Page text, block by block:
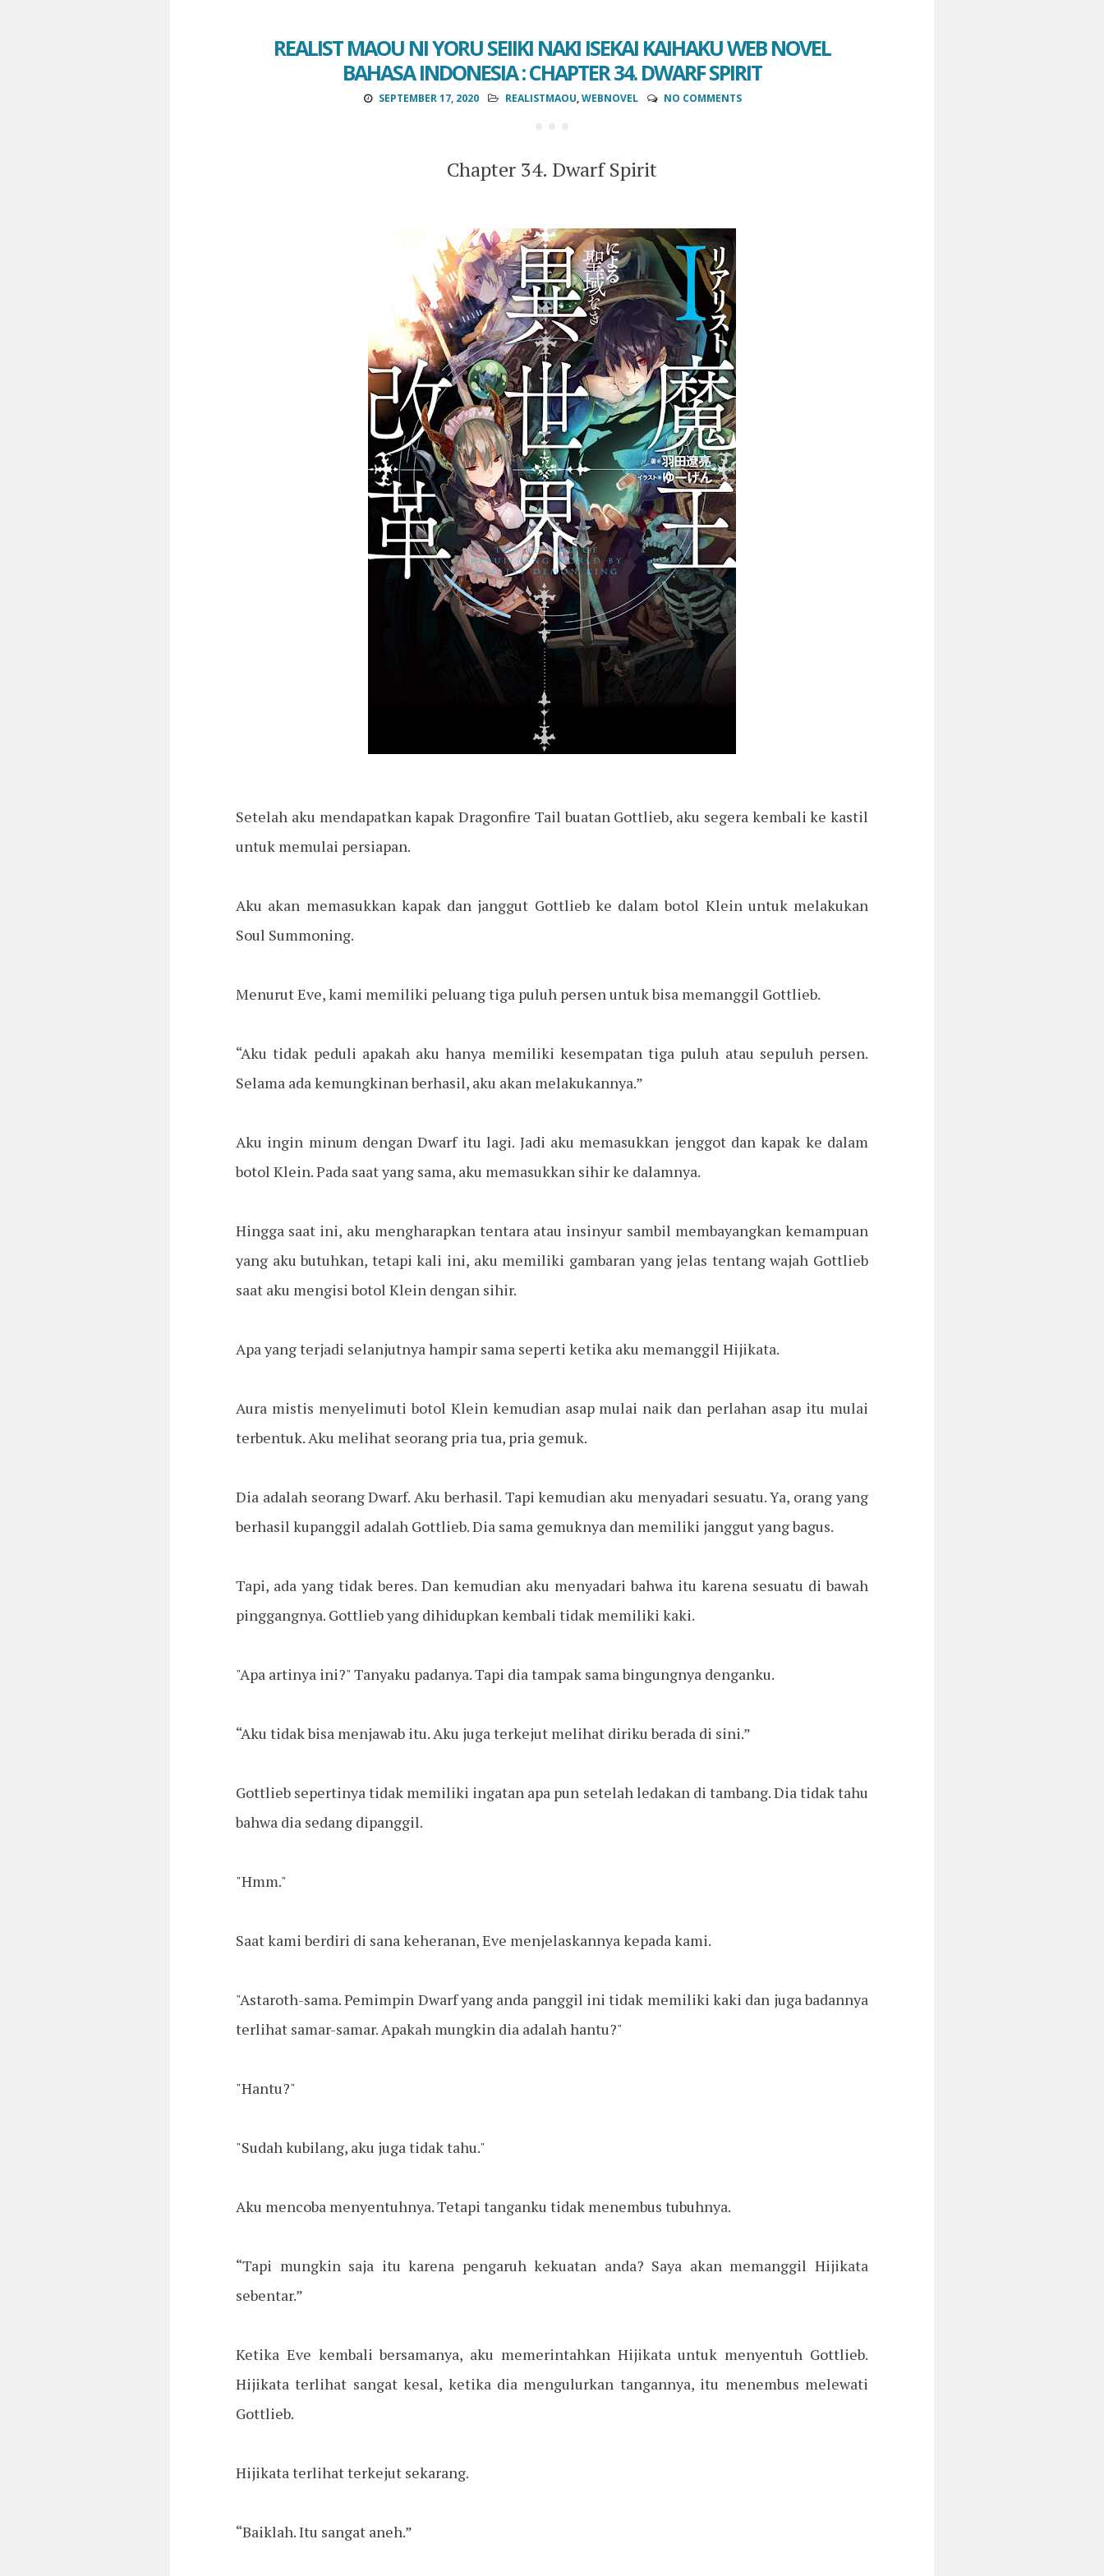
REALIST MAOU NI YORU SEIIKI NAKI ISEKAI KAIHAKU WEB NOVEL
BAHASA INDONESIA : CHAPTER 34. DWARF SPIRIT
SEPTEMBER 17, 2020 REALISTMAOU,WEBNOVEL NO COMMENTS
Chapter 34. Dwarf Spirit
Setelah aku mendapatkan kapak Dragonfire Tail buatan Gottlieb, aku segera kembali ke kastil
untuk memulai persiapan.
Aku akan memasukkan kapak dan janggut Gottlieb ke dalam botol Klein untuk melakukan
Soul Summoning.
Menurut Eve, kami memiliki peluang tiga puluh persen untuk bisa memanggil Gottlieb.
“Aku tidak peduli apakah aku hanya memiliki kesempatan tiga puluh atau sepuluh persen.
Selama ada kemungkinan berhasil, aku akan melakukannya.”
Aku ingin minum dengan Dwarf itu lagi. Jadi aku memasukkan jenggot dan kapak ke dalam
botol Klein. Pada saat yang sama, aku memasukkan sihir ke dalamnya.
Hingga saat ini, aku mengharapkan tentara atau insinyur sambil membayangkan kemampuan
yang aku butuhkan, tetapi kali ini, aku memiliki gambaran yang jelas tentang wajah Gottlieb
saat aku mengisi botol Klein dengan sihir.
Apa yang terjadi selanjutnya hampir sama seperti ketika aku memanggil Hijikata.
Aura mistis menyelimuti botol Klein kemudian asap mulai naik dan perlahan asap itu mulai
terbentuk. Aku melihat seorang pria tua, pria gemuk.
Dia adalah seorang Dwarf. Aku berhasil. Tapi kemudian aku menyadari sesuatu. Ya, orang yang
berhasil kupanggil adalah Gottlieb. Dia sama gemuknya dan memiliki janggut yang bagus.
Tapi, ada yang tidak beres. Dan kemudian aku menyadari bahwa itu karena sesuatu di bawah
pinggangnya. Gottlieb yang dihidupkan kembali tidak memiliki kaki.
"Apa artinya ini?" Tanyaku padanya. Tapi dia tampak sama bingungnya denganku.
“Aku tidak bisa menjawab itu. Aku juga terkejut melihat diriku berada di sini.”
Gottlieb sepertinya tidak memiliki ingatan apa pun setelah ledakan di tambang. Dia tidak tahu
bahwa dia sedang dipanggil.
"Hmm."
Saat kami berdiri di sana keheranan, Eve menjelaskannya kepada kami.
"Astaroth-sama. Pemimpin Dwarf yang anda panggil ini tidak memiliki kaki dan juga badannya
terlihat samar-samar. Apakah mungkin dia adalah hantu?"
"Hantu?"
"Sudah kubilang, aku juga tidak tahu."
Aku mencoba menyentuhnya. Tetapi tanganku tidak menembus tubuhnya.
“Tapi mungkin saja itu karena pengaruh kekuatan anda? Saya akan memanggil Hijikata
sebentar.”
Ketika Eve kembali bersamanya, aku memerintahkan Hijikata untuk menyentuh Gottlieb.
Hijikata terlihat sangat kesal, ketika dia mengulurkan tangannya, itu menembus melewati
Gottlieb.
Hijikata terlihat terkejut sekarang.
“Baiklah. Itu sangat aneh.”